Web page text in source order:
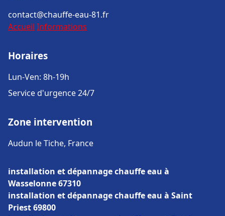
contact@chauffe-eau-81.fr
Accueil Informations
Horaires
Lun-Ven: 8h-19h
Service d'urgence 24/7
Zone intervention
Audun le Tiche, France
installation et dépannage chauffe eau à
Wasselonne 67310
installation et dépannage chauffe eau à Saint
Priest 69800